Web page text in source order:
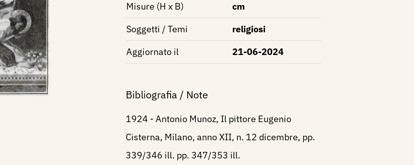
Misure (H x B)
cm
Soggetti / Temi
religiosi
Aggiornato il
21-06-2024
Bibliografia / Note
1924 - Antonio Munoz, Il pittore Eugenio
Cisterna, Milano, anno XII, n. 12 dicembre, pp.
339/346 ill. pp. 347/353 ill.